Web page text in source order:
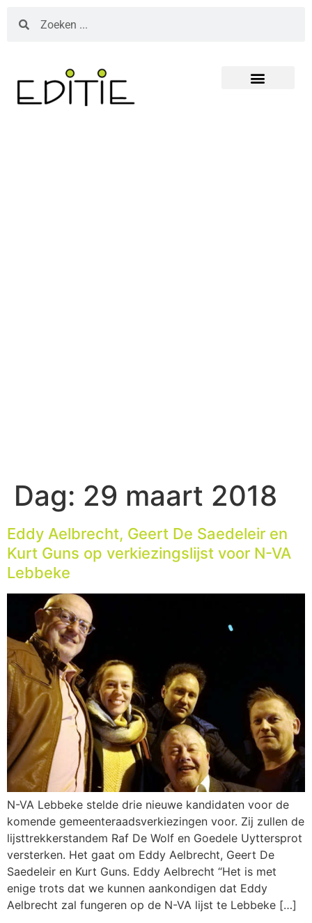
Dag: 29 maart 2018
Eddy Aelbrecht, Geert De Saedeleir en
Kurt Guns op verkiezingslijst voor N-VA
Lebbeke
N-VA Lebbeke stelde drie nieuwe kandidaten voor de
komende gemeenteraadsverkiezingen voor. Zij zullen de
lijsttrekkerstandem Raf De Wolf en Goedele Uyttersprot
versterken. Het gaat om Eddy Aelbrecht, Geert De
Saedeleir en Kurt Guns. Eddy Aelbrecht “Het is met
enige trots dat we kunnen aankondigen dat Eddy
Aelbrecht zal fungeren op de N-VA lijst te Lebbeke […]